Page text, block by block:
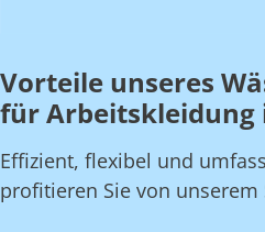
Vorteile unseres
für Arbeitskleidung
Effizient, flexibel und
profitieren Sie von unserem